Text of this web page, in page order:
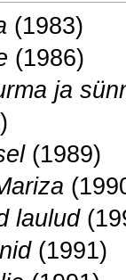
(1983)
(1986)
ja
(1989)
laulud
(1991)